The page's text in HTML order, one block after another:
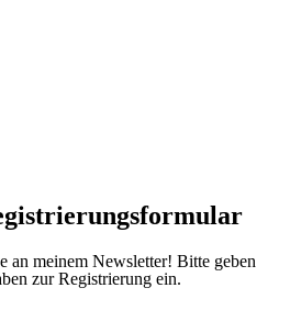
an meinem Newsletter! Bitte geben
zur Registrierung ein.